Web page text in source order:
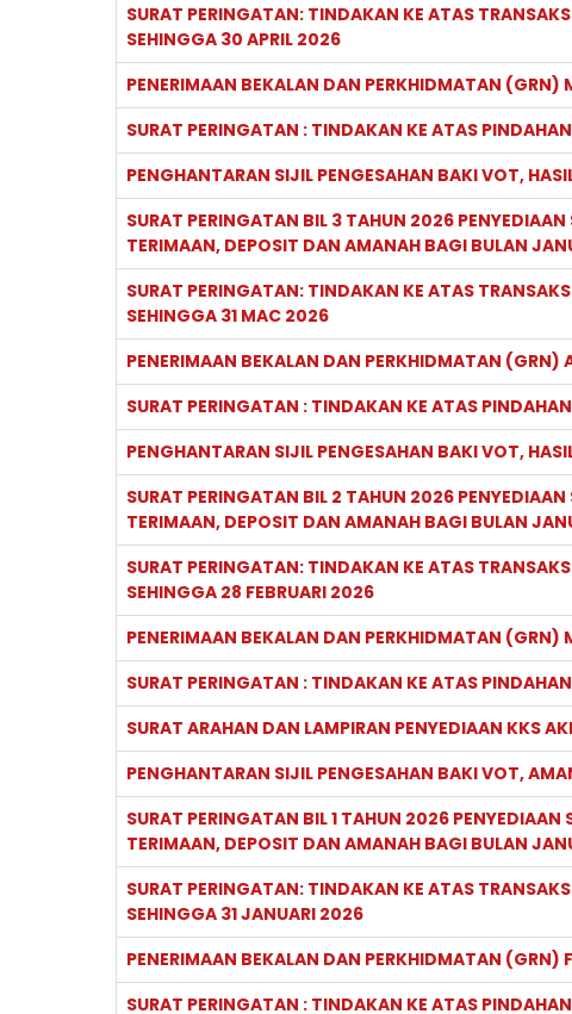
SURAT PERINGATAN: TINDAKAN KE ATAS
SEHINGGA 30 APRIL 2026
PENERIMAAN BEKALAN DAN PERKHIDMATAN (GRN)
SURAT PERINGATAN : TINDAKAN KE ATAS
PENGHANTARAN SIJIL PENGESAHAN BAKI VOT,
SURAT PERINGATAN BIL 3 TAHUN 2026
TERIMAAN, DEPOSIT DAN AMANAH BAGI BULAN
SURAT PERINGATAN: TINDAKAN KE ATAS
SEHINGGA 31 MAC 2026
PENERIMAAN BEKALAN DAN PERKHIDMATAN (GRN)
SURAT PERINGATAN : TINDAKAN KE ATAS
PENGHANTARAN SIJIL PENGESAHAN BAKI VOT,
SURAT PERINGATAN BIL 2 TAHUN 2026
TERIMAAN, DEPOSIT DAN AMANAH BAGI BULAN
SURAT PERINGATAN: TINDAKAN KE ATAS
SEHINGGA 28 FEBRUARI 2026
PENERIMAAN BEKALAN DAN PERKHIDMATAN (GRN)
SURAT PERINGATAN : TINDAKAN KE ATAS
SURAT ARAHAN DAN LAMPIRAN PENYEDIAAN KKS
PENGHANTARAN SIJIL PENGESAHAN BAKI VOT,
SURAT PERINGATAN BIL 1 TAHUN 2026
TERIMAAN, DEPOSIT DAN AMANAH BAGI BULAN
SURAT PERINGATAN: TINDAKAN KE ATAS
SEHINGGA 31 JANUARI 2026
PENERIMAAN BEKALAN DAN PERKHIDMATAN (GRN)
SURAT PERINGATAN : TINDAKAN KE ATAS